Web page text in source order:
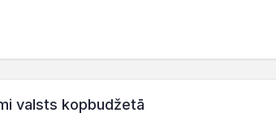
valsts kopbudžetā